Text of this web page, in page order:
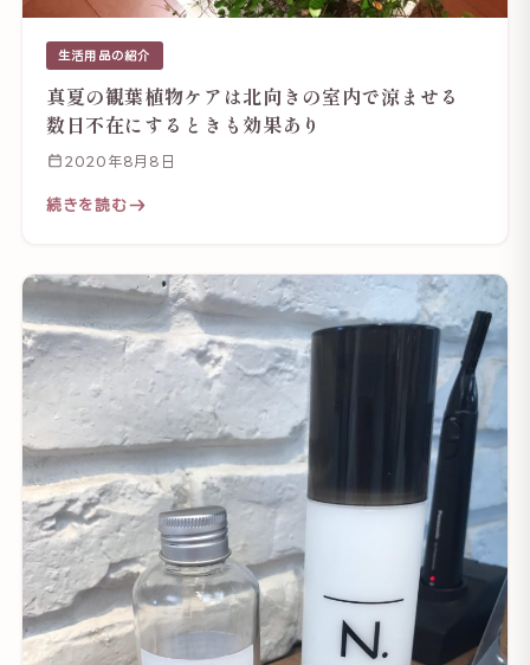
生活用品の紹介
真夏の観葉植物ケアは北向きの室内で涼ませる
数日不在にするときも効果あり
2020年8月8日
続きを読む